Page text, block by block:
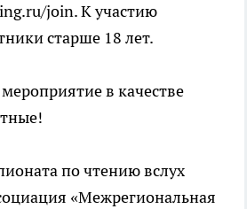
join. К участию
старше 18 лет.
в качестве
по чтению вслух
«Межрегиональная